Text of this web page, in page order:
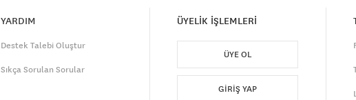
YARDIM
Destek Talebi Oluştur
Sıkça Sorulan Sorular
ÜYELİK İŞLEMLERİ
ÜYE OL
GIRIŞ YAP